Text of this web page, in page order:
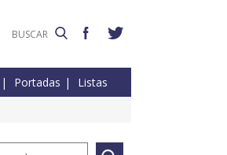
Portadas Listas